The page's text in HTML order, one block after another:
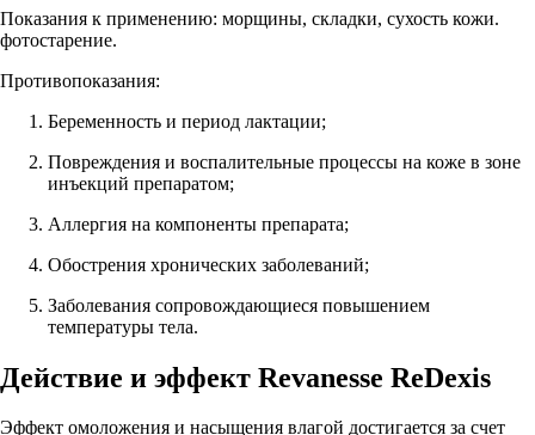
Показания к применению: морщины, складки, сухость кожи.
фотостарение.
Противопоказания:
Беременность и период лактации;
Повреждения и воспалительные процессы на коже в зоне
инъекций препаратом;
Аллергия на компоненты препарата;
Обострения хронических заболеваний;
Заболевания сопровождающиеся повышением
температуры тела.
Действие и эффект Revanesse ReDexis
Эффект омоложения и насыщения влагой достигается за счет